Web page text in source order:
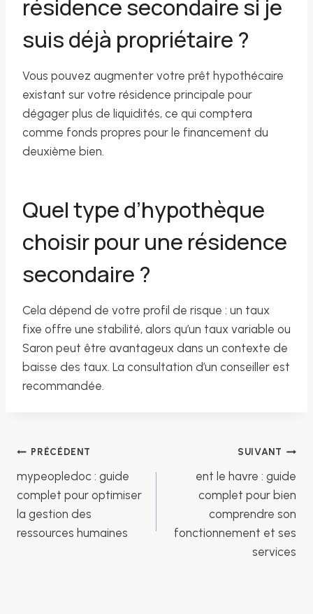
résidence secondaire si je
suis déjà propriétaire ?
Vous pouvez augmenter votre prêt hypothécaire
existant sur votre résidence principale pour
dégager plus de liquidités, ce qui comptera
comme fonds propres pour le financement du
deuxième bien.
Quel type d’hypothèque
choisir pour une résidence
secondaire ?
Cela dépend de votre profil de risque : un taux
fixe offre une stabilité, alors qu’un taux variable ou
Saron peut être avantageux dans un contexte de
baisse des taux. La consultation d’un conseiller est
recommandée.
Navigation
de
PRÉCÉDENT
mypeopledoc : guide
complet pour optimiser
la gestion des
ressources humaines
SUIVANT
ent le havre : guide
complet pour bien
comprendre son
fonctionnement et ses
services